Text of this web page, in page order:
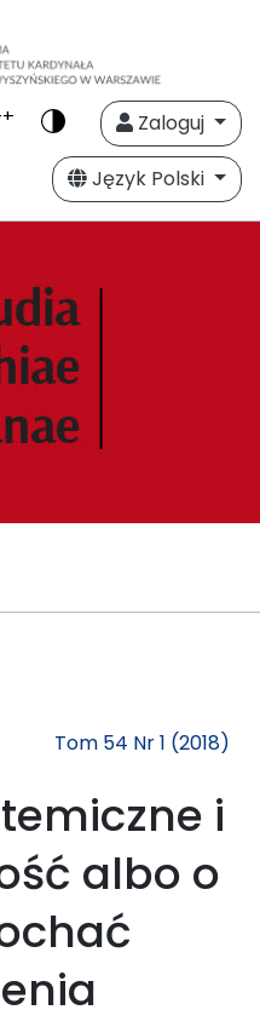
Zaloguj
Język Polski
Tom 54 Nr 1 (2018)
i
albo o